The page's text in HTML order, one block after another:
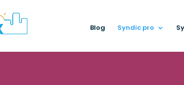
Blog Syndic pro